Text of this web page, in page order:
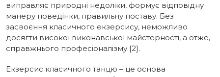
виправляє природні недоліки, формує відповідну
манеру поведінки, правильну поставу. Без
засвоєння класичного екзерсису, неможливо
досягти високої виконавської майстерності, а отже,
справжнього професіоналізму [2].
Екзерсис класичного танцю – це основа